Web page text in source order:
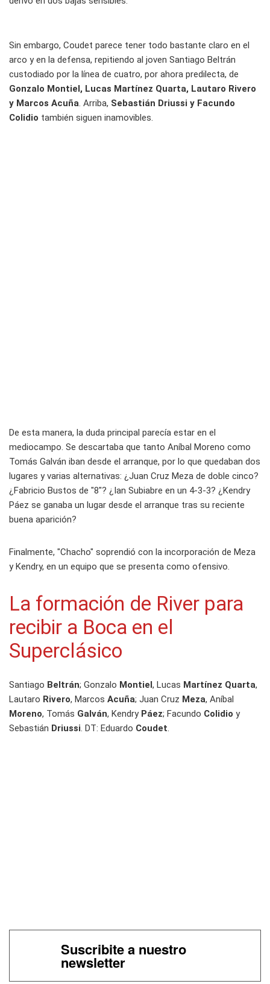
Sin embargo, Coudet parece tener todo bastante claro en el
arco y en la defensa, repitiendo al joven Santiago Beltrán
custodiado por la línea de cuatro, por ahora predilecta, de
Gonzalo Montiel, Lucas Martínez Quarta, Lautaro Rivero
y Marcos Acuña. Arriba, Sebastián Driussi y Facundo
Colidio también siguen inamovibles.
De esta manera, la duda principal parecía estar en el
mediocampo. Se descartaba que tanto Aníbal Moreno como
Tomás Galván iban desde el arranque, por lo que quedaban dos
lugares y varias alternativas: ¿Juan Cruz Meza de doble cinco?
¿Fabricio Bustos de "8"? ¿Ian Subiabre en un 4-3-3? ¿Kendry
Páez se ganaba un lugar desde el arranque tras su reciente
buena aparición?
Finalmente, "Chacho" soprendió con la incorporación de Meza
y Kendry, en un equipo que se presenta como ofensivo.
La formación de River para
recibir a Boca en el
Superclásico
Santiago Beltrán; Gonzalo Montiel , Lucas Martínez Quarta,
Lautaro Rivero, Marcos Acuña; Juan Cruz Meza, Aníbal
Moreno, Tomás Galván, Kendry Páez; Facundo Colidio y
Sebastián Driussi. DT: Eduardo Coudet.
Suscribite a nuestro
newsletter